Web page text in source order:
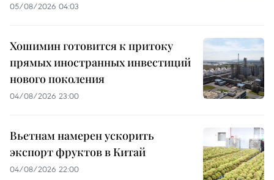
05/08/2026 04:03
Хошимин готовится к притоку
прямых иностранных инвестиций
нового поколения
04/08/2026 23:00
Вьетнам намерен ускорить
экспорт фруктов в Китай
04/08/2026 22:00